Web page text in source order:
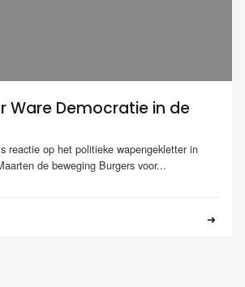
Ware Democratie in de
reactie op het politieke wapengekletter in
de beweging Burgers voor...